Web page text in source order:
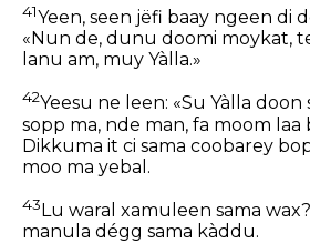
41Yeen, seen jëfi baay ngeen di
«Nun de, dunu doomi moykat,
lanu am, muy Yàlla.»
42Yeesu ne leen: «Su Yàlla doon
sopp ma, nde man, fa moom laa
Dikkuma it ci sama coobarey
moo ma yebal.
43Lu waral xamuleen sama
manula dégg sama kàddu.